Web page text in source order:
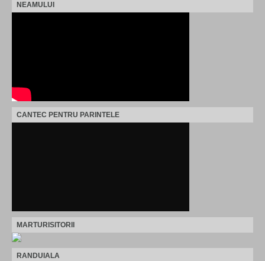
NEAMULUI
CANTEC PENTRU PARINTELE
MARTURISITORII
RANDUIALA